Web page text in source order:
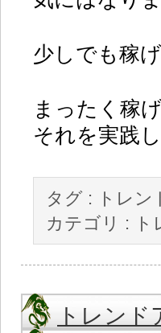
少しでも稼
まったく稼
それを実践
タグ :
トレン
カテゴリ :
トレン